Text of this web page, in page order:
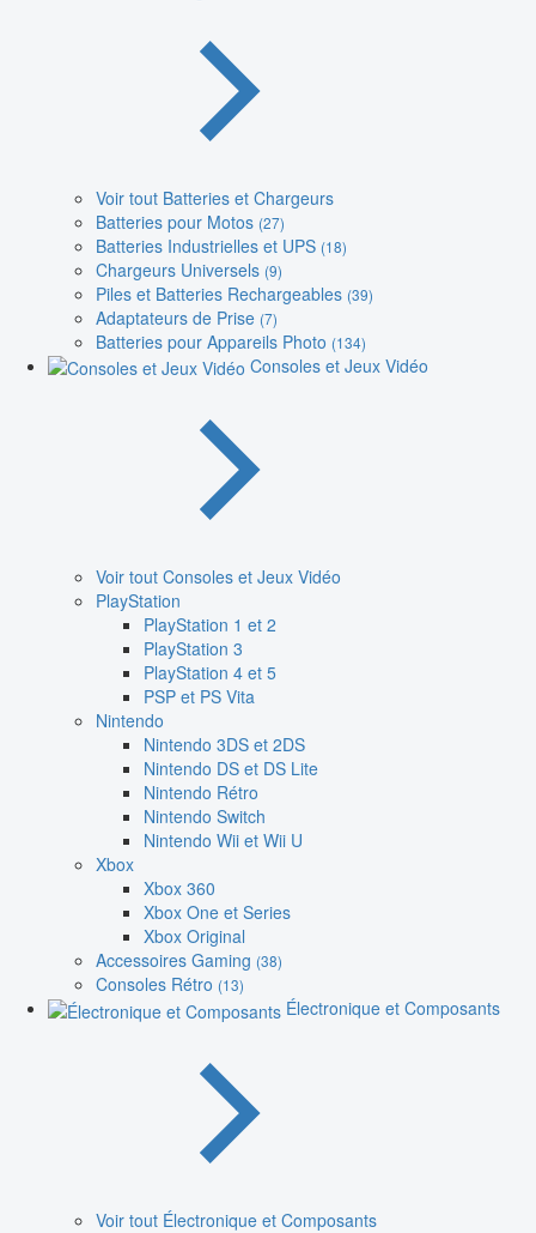
Voir tout Batteries et Chargeurs
Batteries pour Motos (27)
Batteries Industrielles et UPS (18)
Chargeurs Universels (9)
Piles et Batteries Rechargeables (39)
Adaptateurs de Prise (7)
Batteries pour Appareils Photo (134)
Consoles et Jeux Vidéo
Voir tout Consoles et Jeux Vidéo
PlayStation
PlayStation 1 et 2
PlayStation 3
PlayStation 4 et 5
PSP et PS Vita
Nintendo
Nintendo 3DS et 2DS
Nintendo DS et DS Lite
Nintendo Rétro
Nintendo Switch
Nintendo Wii et Wii U
Xbox
Xbox 360
Xbox One et Series
Xbox Original
Accessoires Gaming (38)
Consoles Rétro (13)
Électronique et Composants
Voir tout Électronique et Composants